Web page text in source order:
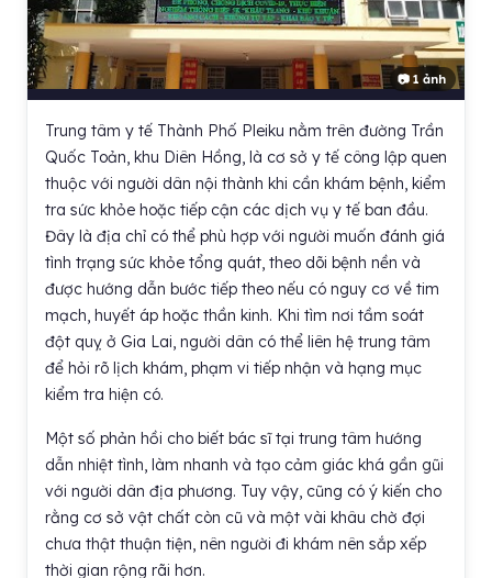
📷 1 ảnh
Trung tâm y tế Thành Phố Pleiku nằm trên đường Trần
Quốc Toản, khu Diên Hồng, là cơ sở y tế công lập quen
thuộc với người dân nội thành khi cần khám bệnh, kiểm
tra sức khỏe hoặc tiếp cận các dịch vụ y tế ban đầu.
Đây là địa chỉ có thể phù hợp với người muốn đánh giá
tình trạng sức khỏe tổng quát, theo dõi bệnh nền và
được hướng dẫn bước tiếp theo nếu có nguy cơ về tim
mạch, huyết áp hoặc thần kinh. Khi tìm nơi tầm soát
đột quỵ ở Gia Lai, người dân có thể liên hệ trung tâm
để hỏi rõ lịch khám, phạm vi tiếp nhận và hạng mục
kiểm tra hiện có.
Một số phản hồi cho biết bác sĩ tại trung tâm hướng
dẫn nhiệt tình, làm nhanh và tạo cảm giác khá gần gũi
với người dân địa phương. Tuy vậy, cũng có ý kiến cho
rằng cơ sở vật chất còn cũ và một vài khâu chờ đợi
chưa thật thuận tiện, nên người đi khám nên sắp xếp
thời gian rộng rãi hơn.